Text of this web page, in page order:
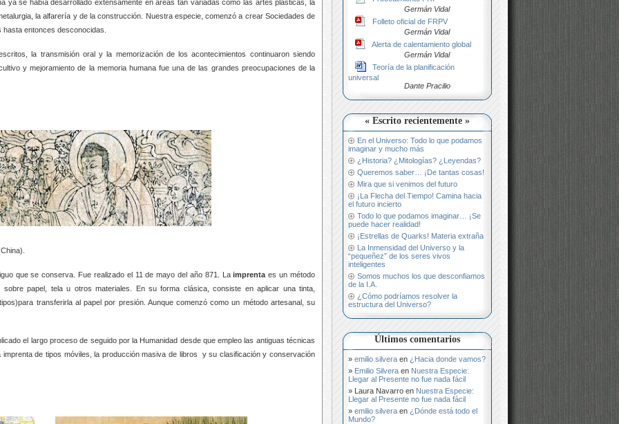
Germán Vidal
Folleto oficial de FRPV
Germán Vidal
Alerta de calentamiento global
Germán Vidal
Teoría de la planificación
universal
Dante Pracilio
« Escrito recientemente »
En el Universo: Todo lo que podamos
imaginar y mucho más
¿Historia? ¿Mitologías? ¿Leyendas?
Queremos saber… ¡De tantas cosas!
Mira que si venimos del futuro
¡La Flecha del Tiempo! Camina hacia
el futuro incierto
Todo lo que podamos imaginar… ¡Se
puede hacer realidad!
¡Estrellas de Quarks! Materia extraña
La Inmensidad del Universo y la
“pequeñez” de los seres vivos
inteligentes
Somos muchos los que desconfiamos
de la I.A.
¿Cómo podríamos resolver la
estructura del Universo?
Últimos comentarios
emilio silvera en ¿Hacia donde vamos?
Emilio Silvera en Nuestra Especie:
Llegar al Presente no fue nada fácil
Laura Navarro en Nuestra Especie:
Llegar al Presente no fue nada fácil
emilio silvera en ¿Dónde está todo el
Mundo?
ya se había desarrollado extensamente en áreas tan variadas como las artes plásticas, la
la alfarería y de la construcción. Nuestra especie, comenzó a crear Sociedades de
entonces desconocidas.
la transmisión oral y la memorización de los acontecimientos continuaron siendo
y mejoramiento de la memoria humana fue una de las grandes preocupaciones de la
que se conserva. Fue realizado el 11 de mayo del año 871. Laimprenta es un método
papel, tela u otros materiales. En su forma clásica, consiste en aplicar una tinta,
transferirla al papel por presión. Aunque comenzó como un método artesanal, su
el largo proceso de seguido por la Humanidad desde que empleo las antiguas técnicas
de tipos móviles, la producción masiva de libros y su clasificación y conservación